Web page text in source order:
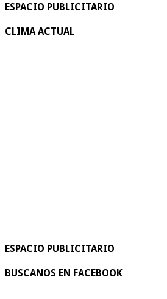
ESPACIO PUBLICITARIO
CLIMA ACTUAL
ESPACIO PUBLICITARIO
BUSCANOS EN FACEBOOK